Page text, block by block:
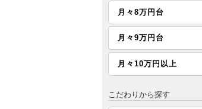
月々8万円台
月々9万円台
月々10万円以上
こだわりから探す